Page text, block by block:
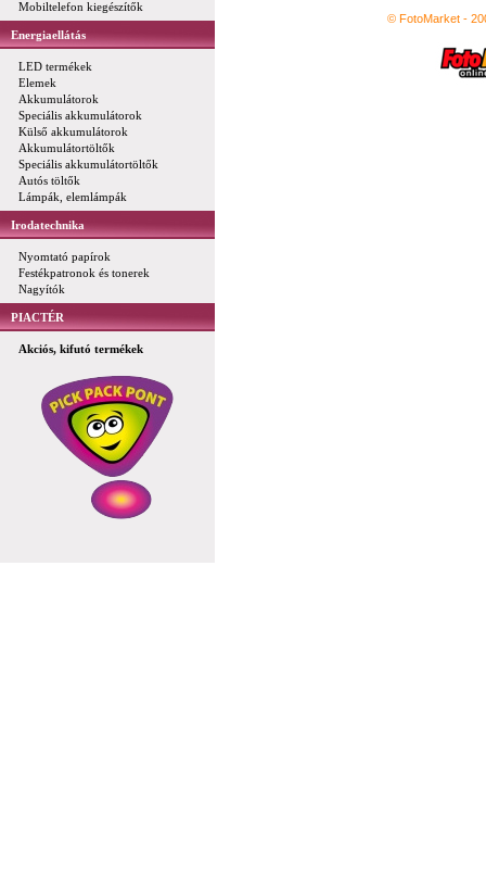
Mobiltelefon kiegészítők
Energiaellátás
LED termékek
Elemek
Akkumulátorok
Speciális akkumulátorok
Külső akkumulátorok
Akkumulátortöltők
Speciális akkumulátortöltők
Autós töltők
Lámpák, elemlámpák
Irodatechnika
Nyomtató papírok
Festékpatronok és tonerek
Nagyítók
PIACTÉR
Akciós, kifutó termékek
© FotoMarket -